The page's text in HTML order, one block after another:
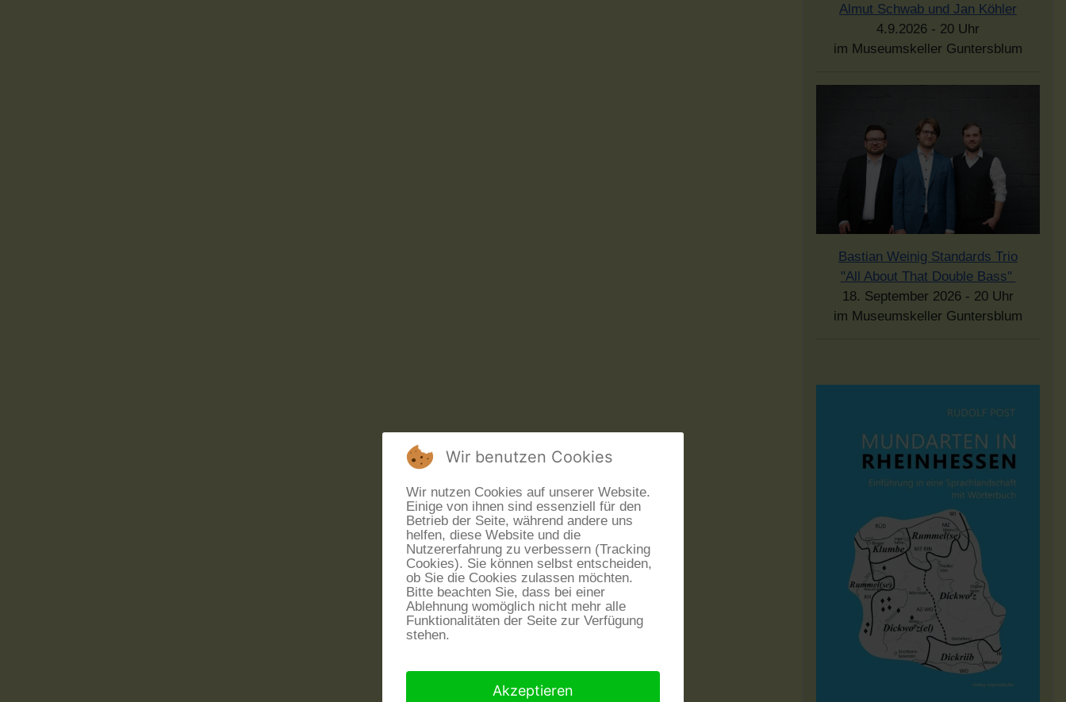
Almut Schwab und Jan Köhler
4.9.2026 - 20 Uhr
im Museumskeller Guntersblum
Bastian Weinig Standards Trio
"All About That Double Bass"
18. September 2026 - 20 Uhr
im Museumskeller Guntersblum
Wir benutzen Cookies
Wir nutzen Cookies auf unserer Website.
Einige von ihnen sind essenziell für den
Betrieb der Seite, während andere uns
helfen, diese Website und die
Nutzererfahrung zu verbessern (Tracking
Cookies). Sie können selbst entscheiden,
ob Sie die Cookies zulassen möchten.
Bitte beachten Sie, dass bei einer
Ablehnung womöglich nicht mehr alle
Funktionalitäten der Seite zur Verfügung
stehen.
Akzeptieren